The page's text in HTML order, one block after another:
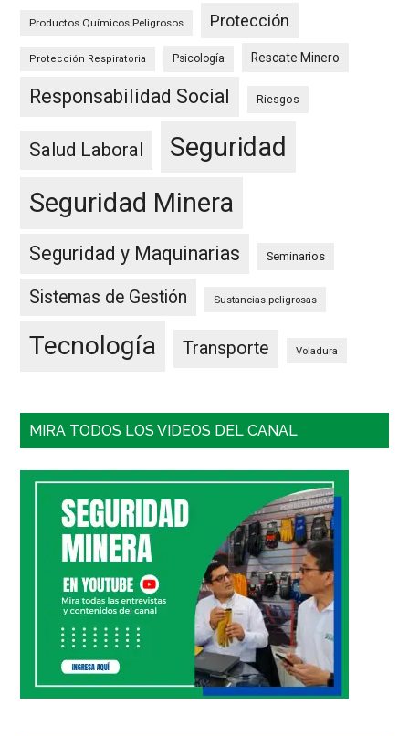
Productos Químicos Peligrosos Protección
Protección Respiratoria Psicología Rescate Minero
Responsabilidad Social Riesgos
Salud Laboral
Seguridad
Seguridad Minera
Seguridad y Maquinarias Seminarios
Sistemas de Gestión Sustancias peligrosas
Tecnología Transporte Voladura
MIRA TODOS LOS VIDEOS DEL CANAL